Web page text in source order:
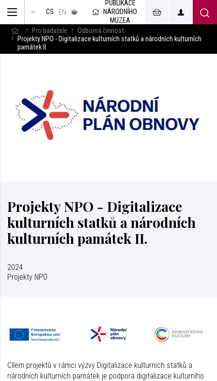
CS EN
v českém
jazyce
PUBLIKACE
NÁRODNÍHO
MUZEA
Pro badatele
Odborná činnost
Projekty NPO - Digitalizace kulturních statků a národních kulturních
památek II.
Projekty NPO - Digitalizace
kulturních statků a národních
kulturních památek II.
2024
Projekty NPO
Cílem projektů v rámci výzvy Digitalizace kulturních statků a
národních kulturních památek je podpora digitalizace kulturního